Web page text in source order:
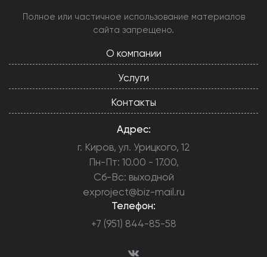
Полное или частичное использование материалов
сайта запрещено.
О компании
Услуги
Контакты
Адрес:
г. Киров, ул. Урицкого, 12
Пн-Пт: 10.00 - 17.00,
Сб-Вс: выходной
exproject@biz-mail.ru
Телефон:
+7 (951) 844-85-58